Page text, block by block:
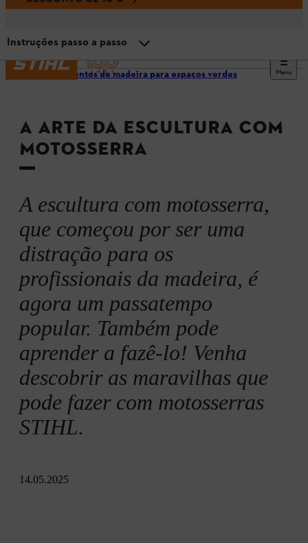
Menu
Ornamentos de madeira para espaços verdes
A ARTE DA ESCULTURA COM
MOTOSSERRA
A escultura com motosserra,
que começou por ser uma
distração para os
profissionais da madeira, é
agora um passatempo
popular. Também pode
aprender a fazê-lo! Venha
descobrir as maravilhas que
pode fazer com motosserras
STIHL.
14.05.2025
Instruções passo a passo
Pré-requisitos para a escultura com motosserra
Equipamento de proteção individual
Que motosserras são adequadas?
Que tipo de madeira é adequado?
Instruções passo a passo